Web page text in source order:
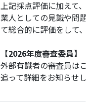
上記採点評価に加えて、
業人としての見識や問題
て総合的に評価をして、
【2026年度審査委員】
外部有識者の審査員はこ
追って詳細をお知らせし